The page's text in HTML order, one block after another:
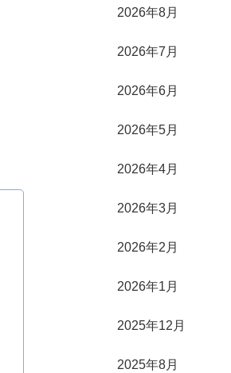
2026年8月
2026年7月
2026年6月
2026年5月
2026年4月
2026年3月
2026年2月
2026年1月
2025年12月
2025年8月